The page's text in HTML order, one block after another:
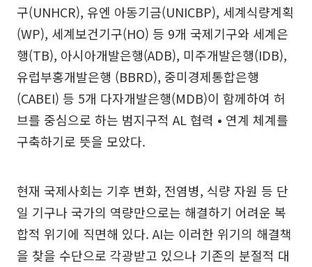
구(UNHCR), 유엔 아동기금(UNICBP), 세계식량계획
(WP), 세계보건기구(HO) 등 9개 국제기구와 세계은
행(TB), 아시아개발은행(ADB), 미주개발은행(IDB),
유럽부홍개발은행 (BBRD), 중미경제통합은행
(CABEI) 등 5개 다자개발은행(MDB)이 함께하여 허
브를 중심으로 하는 범지구적 AL 협력 • 연계 체계를
구축하기로 뜻을 모았다.
현재 국제사회는 기후 변화, 전염병, 식량 자원 등 단
일 기구나 국가의 역량만으로는 해결하기 어려운 복
합적 위기에 직면해 있다. AI는 이러한 위기의 해결책
을 찾을 수단으로 각광받고 있으나 기존의 분절적 대